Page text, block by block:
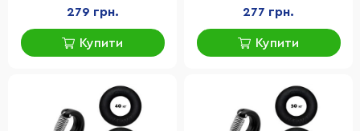
279 грн.
Купити
1587-60
277 грн.
Купити